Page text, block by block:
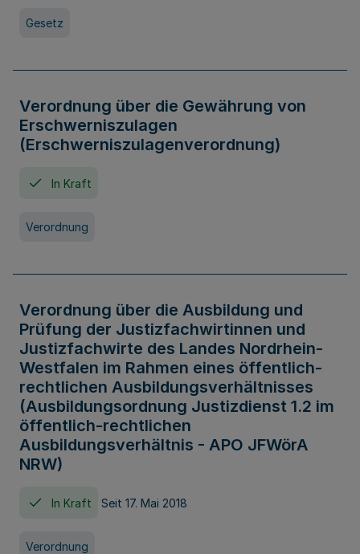
Gesetz
Verordnung über die Gewährung von
Erschwerniszulagen
(Erschwerniszulagenverordnung)
In Kraft
Verordnung
Verordnung über die Ausbildung und
Prüfung der Justizfachwirtinnen und
Justizfachwirte des Landes Nordrhein-
Westfalen im Rahmen eines öffentlich-
rechtlichen Ausbildungsverhältnisses
(Ausbildungsordnung Justizdienst 1.2 im
öffentlich-rechtlichen
Ausbildungsverhältnis - APO JFWörA
NRW)
In Kraft Seit 17. Mai 2018
Verordnung